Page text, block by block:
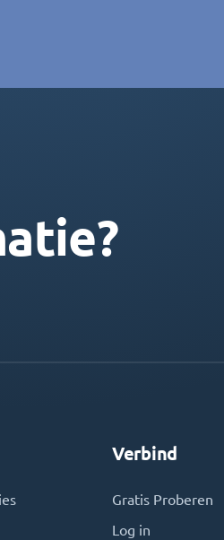
Verbind
Gratis Proberen
Log in